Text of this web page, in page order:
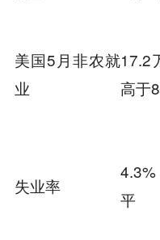
美国5月非农就
业
17.2
高于
失业率
平